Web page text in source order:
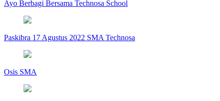
Ayo Berbagi Bersama Technosa School
Paskibra 17 Agustus 2022 SMA Technosa
Osis SMA